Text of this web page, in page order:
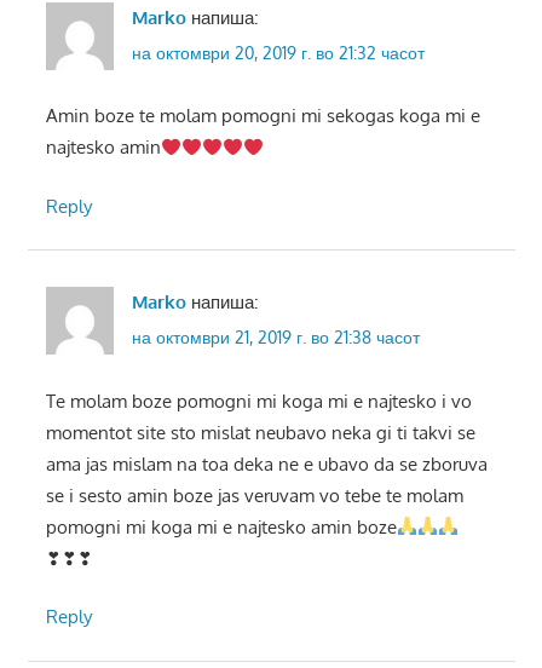
Marko напиша:
на октомври 20, 2019 г. во 21:32 часот
Amin boze te molam pomogni mi sekogas koga mi e
najtesko amin
Reply
Marko напиша:
на октомври 21, 2019 г. во 21:38 часот
Te molam boze pomogni mi koga mi e najtesko i vo
momentot site sto mislat neubavo neka gi ti takvi se
ama jas mislam na toa deka ne e ubavo da se zboruva
se i sesto amin boze jas veruvam vo tebe te molam
pomogni mi koga mi e najtesko amin boze
❣❣❣
Reply